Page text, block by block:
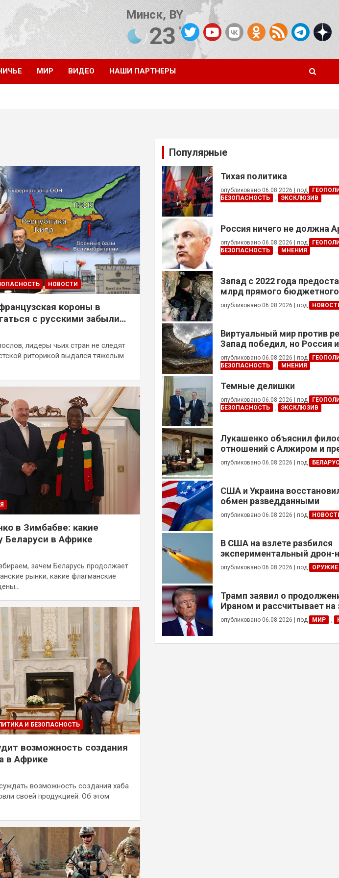
Минск, BY
23°C
Погода от OpenWeatherMap
МИР ВИДЕО НАШИ ПАРТНЕРЫ
НОВОСТИ
короны в
с русскими забыли
зад
лидеры чьих стран не следят
риторикой выдался тяжелым
в Зимбабве: какие
Беларуси в Африке
зачем Беларусь продолжает
рынки, какие флагманские
И БЕЗОПАСНОСТЬ
возможность создания
в Африке
возможность создания хаба
своей продукцией. Об этом
Популярные
Тихая политика
опубликовано 06.08.2026 под
БЕЗОПАСНОСТЬ
, ЭКСКЛЮЗИВ
Россия ничего не должна
опубликовано 06.08.2026 под
БЕЗОПАСНОСТЬ
, МНЕНИЯ
Запад с 2022 года
млрд прямого бюджетного
финансирования — глава
Украины
опубликовано 06.08.2026 под
Виртуальный мир против
Запад победил, но Россия
опубликовано 06.08.2026 под
БЕЗОПАСНОСТЬ
, МНЕНИЯ
Темные делишки
опубликовано 06.08.2026 под
БЕЗОПАСНОСТЬ
, ЭКСКЛЮЗИВ
Лукашенко объяснил
отношений с Алжиром и
ускорить реализацию
опубликовано 06.08.2026 под
США и Украина
обмен разведданными
опубликовано 06.08.2026 под
В США на взлете разбился
экспериментальный дрон-
опубликовано 06.08.2026 под ОРУЖИЕ
Трамп заявил о
Ираном и рассчитывает на
сделки
опубликовано 06.08.2026 под МИР ,